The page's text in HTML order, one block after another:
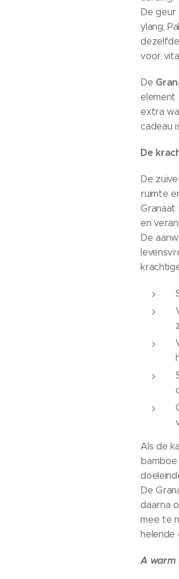
De geur
ylang,
voor
De
element
extra
cadeau
De
De
ruimte
Granaat
en
De
Als de
De
daarna
mee te
helende
A warm